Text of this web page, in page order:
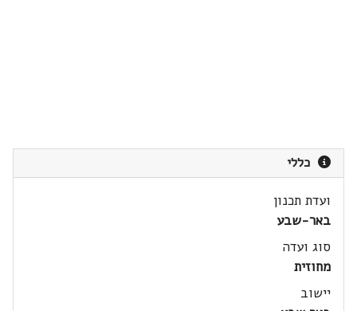
כללי
ועדת תכנון
באר-שבע
סוג ועדה
מחוזית
יישוב